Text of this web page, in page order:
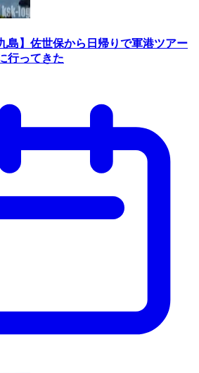
島】佐世保から日帰りで軍港ツアー
行ってきた